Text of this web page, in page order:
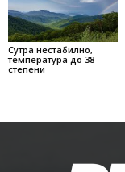
Сутра нестабилно,
температура до 38
степени